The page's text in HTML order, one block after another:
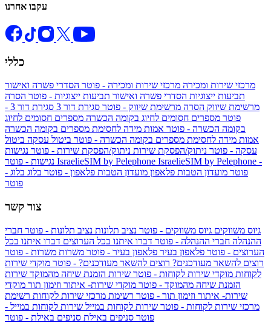
עקבו אחרנו
כללי
מרכזי שירות ומכירה מרכזי שירות ומכירה - פוטר הסדרי פשרה ואישור
תביעות ייצוגיות הסדרי פשרה ואישור תביעות ייצוגיות - פוטר הסרה
מרשימת שיווק הסרה מרשימת שיווק - פוטר סגירת דור 3
סגירת דור 3 -
פוטר מספרים חסומים לחיוג בקומה הכשרה מספרים חסומים לחיוג
בקומה הכשרה - פוטר אמות מידה לחסימת מספרים בקומה הכשרה
אמות מידה לחסימת מספרים בקומה הכשרה - פוטר ביטול עסקה ביטול
עסקה - פוטר ניתוק/הפסקת שירות ניתוק/הפסקת שירות - פוטר נגישות
IsraelieSIM by Pelephone IsraelieSIM by Pelephone -
פוטר מועדון הטבות פלאפון מועדון הטבות פלאפון - פוטר בלוג בלוג -
פוטר
צור קשר
גיוס משווקים גיוס משווקים - פוטר נציב תלונות נציב תלונות - פוטר חברי
ההנהלה חברי ההנהלה - פוטר דברו איתנו בכל הערוצים דברו איתנו בכל
הערוצים - פוטר פלאפון בעיר פלאפון בעיר - פוטר משרות משרות - פוטר
רוצים להשאר מעודכנים? רוצים להשאר מעודכנים? - פוטר מוקדי שירות
לקוחות מוקדי שירות לקוחות - פוטר שירות הזמנת שיחה מהמוקד שירות
הזמנת שיחה מהמוקד - פוטר מוקדי שירות- איתור וזימון תור מוקדי
שירות- איתור וזימון תור - פוטר רשימת מרכזי שירות לקוחות רשימת
מרכזי שירות לקוחות - פוטר שירות לקוחות במייל שירות לקוחות במייל -
פוטר סניפים באילת סניפים באילת - פוטר